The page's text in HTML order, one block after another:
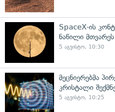
SpaceX-ის
ნაწილი მთვარეს
5 აგვისტო, 10:30
მეცნიერებმა
კრისტალი
5 აგვისტო, 10:25